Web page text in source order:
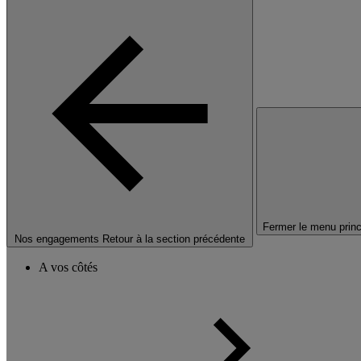
Nos engagements Retour à la section précédente
Fermer le menu
A vos côtés